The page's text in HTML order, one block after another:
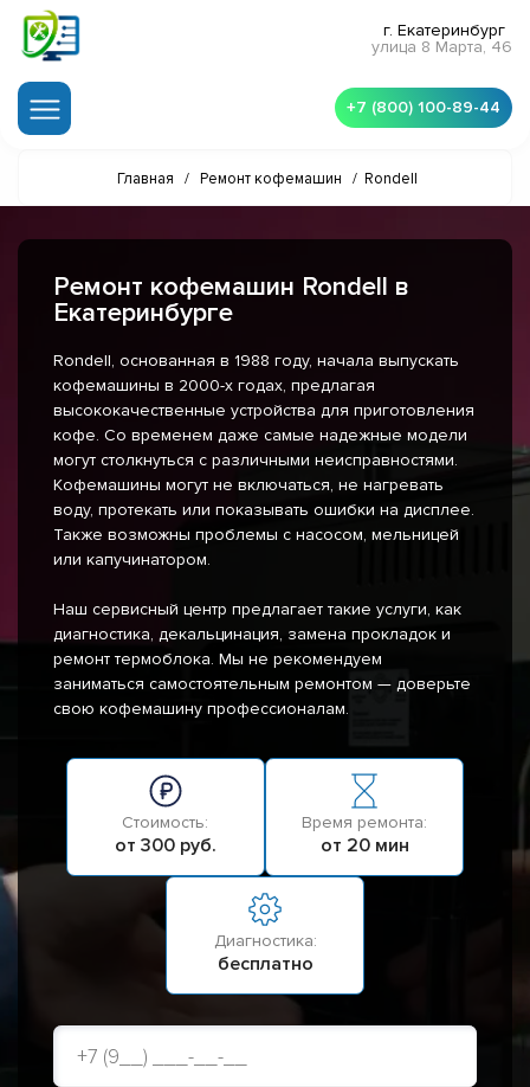
г. Екатеринбург
улица 8 Марта, 46
+7 (800) 100-89-44
Главная / Ремонт кофемашин / Rondell
Ремонт кофемашин Rondell в
Екатеринбурге
Rondell, основанная в 1988 году, начала выпускать
кофемашины в 2000-х годах, предлагая
высококачественные устройства для приготовления
кофе. Со временем даже самые надежные модели
могут столкнуться с различными неисправностями.
Кофемашины могут не включаться, не нагревать
воду, протекать или показывать ошибки на дисплее.
Также возможны проблемы с насосом, мельницей
или капучинатором.
Наш сервисный центр предлагает такие услуги, как
диагностика, декальцинация, замена прокладок и
ремонт термоблока. Мы не рекомендуем
заниматься самостоятельным ремонтом — доверьте
свою кофемашину профессионалам.
Стоимость:
от 300 руб.
Время ремонта:
от 20 мин
Диагностика:
бесплатно